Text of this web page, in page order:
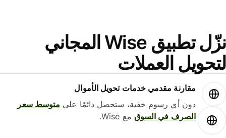
نزّل تطبيق Wise المجاني
العملات
مقارنة مقدمي خدمات تحويل الأموال
دون أي رسوم خفية، ستحصل دائمًا علىمتوسط ​​سعر
الصرف في السوقمع Wise.